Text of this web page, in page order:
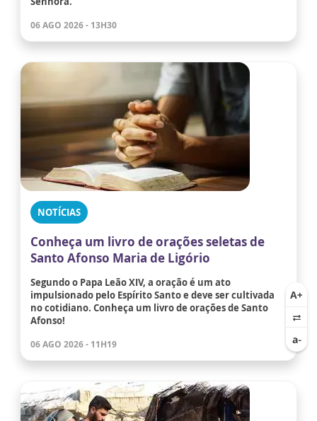
06 AGO 2026 - 13H30
NOTÍCIAS
Conheça um livro de orações seletas de
Santo Afonso Maria de Ligório
Segundo o Papa Leão XIV, a oração é um ato
impulsionado pelo Espírito Santo e deve ser cultivada
no cotidiano. Conheça um livro de orações de Santo
Afonso!
06 AGO 2026 - 11H19